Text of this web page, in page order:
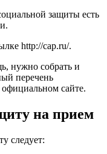
защиты есть
http://cap.ru/.
нужно собрать и
перечень
сайте.
на прием
следует: